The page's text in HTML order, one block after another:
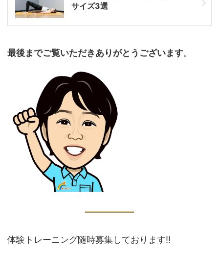
サイズ3選
最後までご覧いただきありがとうございます。
体験トレーニング随時募集しております‼️